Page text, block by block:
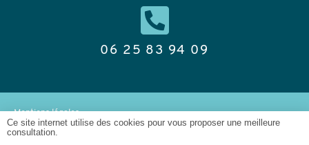
06 25 83 94 09
Mentions légales
Ce site internet utilise des cookies pour vous proposer une meilleure
consultation.